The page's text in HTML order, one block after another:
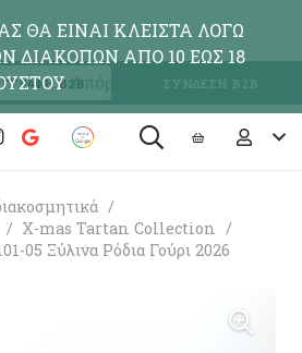
Β2Β ΣΥΝΔΕΣΗ Β2Β
/
/ X-mas Tartan Collection /
05 Ξύλινα Ρόδια Γούρι 2026
ΘΑ ΕΙΝΑΙ ΚΛΕΙΣΤΑ ΛΟΓΩ
ΔΙΑΚΟΠΩΝ ΑΠΟ 10 ΕΩΣ 18
Απόρριψη